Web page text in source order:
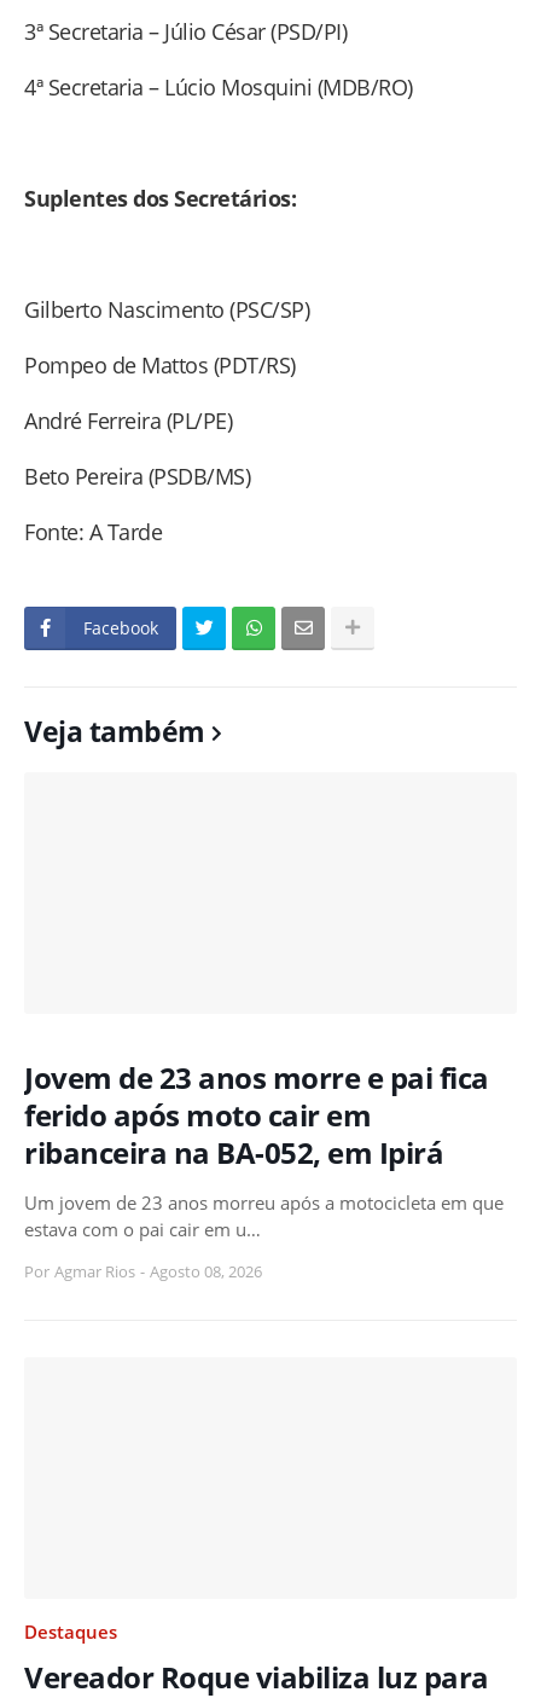
3ª Secretaria – Júlio César (PSD/PI)
4ª Secretaria – Lúcio Mosquini (MDB/RO)
Suplentes dos Secretários:
Gilberto Nascimento (PSC/SP)
Pompeo de Mattos (PDT/RS)
André Ferreira (PL/PE)
Beto Pereira (PSDB/MS)
Fonte: A Tarde
Facebook
Veja também
Jovem de 23 anos morre e pai fica
ferido após moto cair em
ribanceira na BA-052, em Ipirá
Um jovem de 23 anos morreu após a motocicleta em que
estava com o pai cair em u…
Por Agmar Rios - Agosto 08, 2026
Destaques
Vereador Roque viabiliza luz para